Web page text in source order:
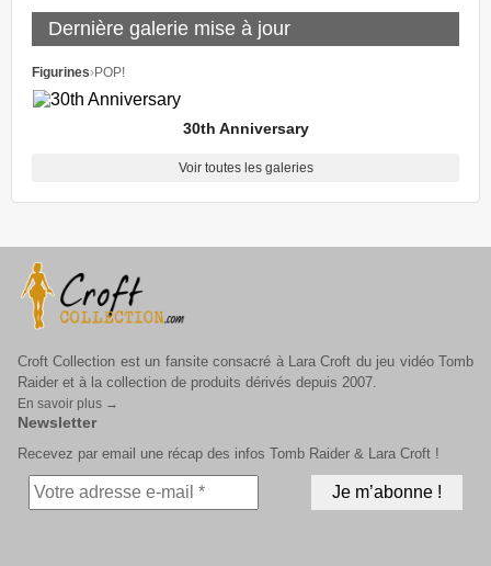
Dernière galerie mise à jour
Figurines›POP!
30th Anniversary
Voir toutes les galeries
Croft Collection est un fansite consacré à Lara Croft du jeu vidéo Tomb
Raider et à la collection de produits dérivés depuis 2007.
En savoir plus →
Newsletter
Recevez par email une récap des infos Tomb Raider & Lara Croft !